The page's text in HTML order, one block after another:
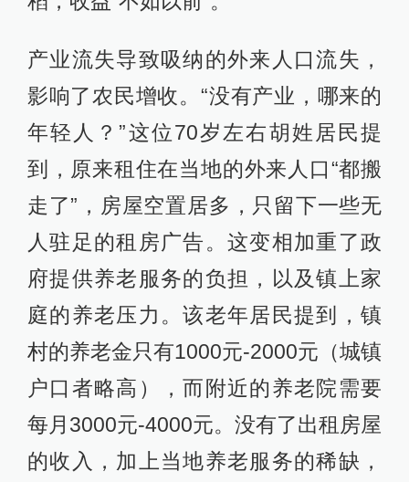
产业流失导致吸纳的外来人口流失，
影响了农民增收。“没有产业，哪来的
年轻人？”这位70岁左右胡姓居民提
到，原来租住在当地的外来人口“都搬
走了”，房屋空置居多，只留下一些无
人驻足的租房广告。这变相加重了政
府提供养老服务的负担，以及镇上家
庭的养老压力。该老年居民提到，镇
村的养老金只有1000元-2000元（城镇
户口者略高），而附近的养老院需要
每月3000元-4000元。没有了出租房屋
的收入，加上当地养老服务的稀缺，